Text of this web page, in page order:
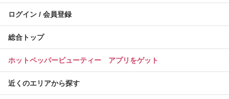
ログイン / 会員登録
総合トップ
ホットペッパービューティー アプリをゲット
近くのエリアから探す